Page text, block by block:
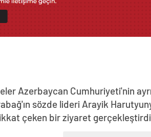
Azerbaycan Cumhuriyeti'nin
sözde lideri Arayik
çeken bir ziyaret